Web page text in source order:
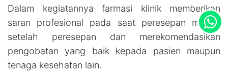
Dalam kegiatannya farmasi klinik memberikan
saran profesional pada saat peresepan maupu
setelah peresepan dan merekomendasikan
pengobatan yang baik kepada pasien maupun
tenaga kesehatan lain.